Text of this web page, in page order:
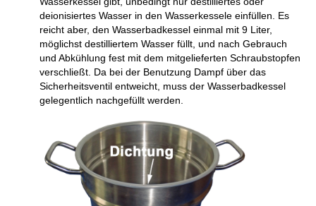
deionisiertes Wasser in den Wasserkessele einfüllen. Es
reicht aber, den Wasserbadkessel einmal mit 9 Liter,
möglichst destilliertem Wasser füllt, und nach Gebrauch
und Abkühlung fest mit dem mitgelieferten Schraubstopfen
verschließt. Da bei der Benutzung Dampf über das
Sicherheitsventil entweicht, muss der Wasserbadkessel
gelegentlich nachgefüllt werden.